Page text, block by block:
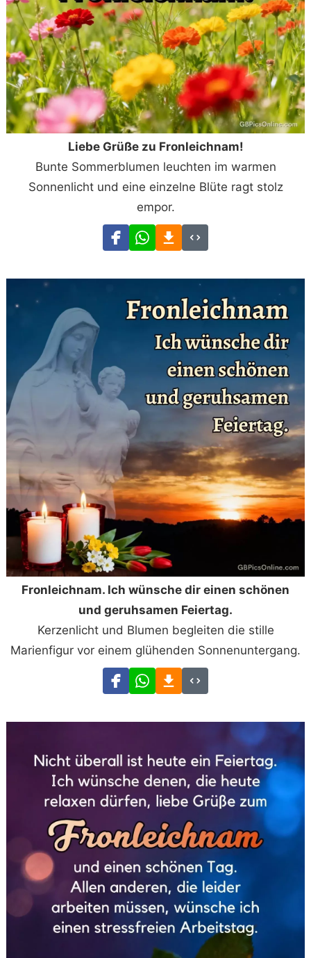
Liebe Grüße zu Fronleichnam!
Bunte Sommerblumen leuchten im warmen
Sonnenlicht und eine einzelne Blüte ragt stolz
empor.
Fronleichnam. Ich wünsche dir einen schönen
und geruhsamen Feiertag.
Kerzenlicht und Blumen begleiten die stille
Marienfigur vor einem glühenden Sonnenuntergang.